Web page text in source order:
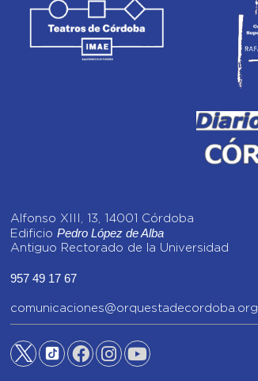
Alfonso XIII, 13, 14001 Córdoba
Edificio Pedro López de Alba
Antiguo Rectorado de la Universidad
957 49 17 67
comunicaciones@orquestadecordoba.org